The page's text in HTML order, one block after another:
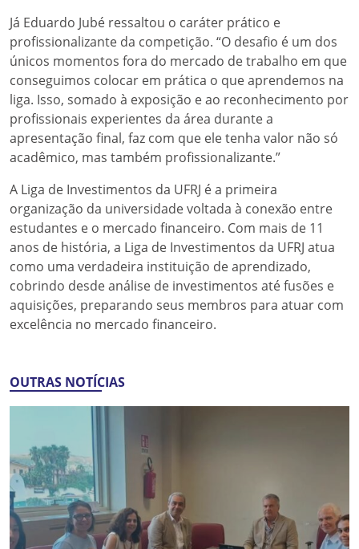
Já Eduardo Jubé ressaltou o caráter prático e
profissionalizante da competição. “O desafio é um dos
únicos momentos fora do mercado de trabalho em que
conseguimos colocar em prática o que aprendemos na
liga. Isso, somado à exposição e ao reconhecimento por
profissionais experientes da área durante a
apresentação final, faz com que ele tenha valor não só
acadêmico, mas também profissionalizante.”
A Liga de Investimentos da UFRJ é a primeira
organização da universidade voltada à conexão entre
estudantes e o mercado financeiro. Com mais de 11
anos de história, a Liga de Investimentos da UFRJ atua
como uma verdadeira instituição de aprendizado,
cobrindo desde análise de investimentos até fusões e
aquisições, preparando seus membros para atuar com
excelência no mercado financeiro.
OUTRAS NOTÍCIAS